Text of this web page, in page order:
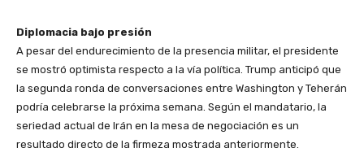
​Diplomacia bajo presión
​A pesar del endurecimiento de la presencia militar, el presidente
se mostró optimista respecto a la vía política. Trump anticipó que
la segunda ronda de conversaciones entre Washington y Teherán
podría celebrarse la próxima semana. Según el mandatario, la
seriedad actual de Irán en la mesa de negociación es un
resultado directo de la firmeza mostrada anteriormente.